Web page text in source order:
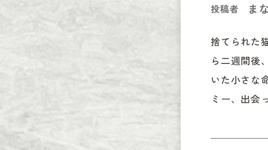
投稿者 ま
捨てられた
ら二週間後
いた小さな
ミー、出会